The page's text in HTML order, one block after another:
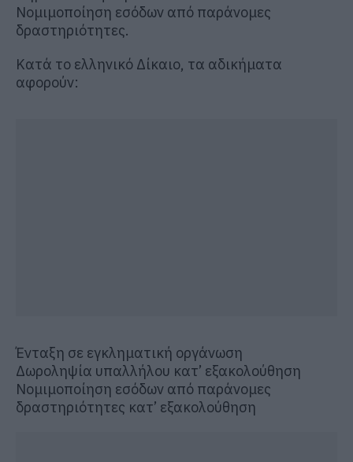
Νομιμοποίηση εσόδων από παράνομες
δραστηριότητες.
Κατά το ελληνικό Δίκαιο, τα αδικήματα
αφορούν:
Ένταξη σε εγκληματική οργάνωση
Δωροληψία υπαλλήλου κατ’ εξακολούθηση
Νομιμοποίηση εσόδων από παράνομες
δραστηριότητες κατ’ εξακολούθηση